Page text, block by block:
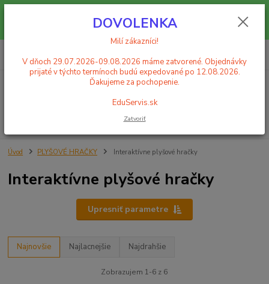
Objednávky prijaté v týchto termínoch budú expedované po 12.08.2026.
Ďakujeme za pochopenie. EduServis.sk
Po. - Pia. od 9:00 hod. - 16:00 hod.
za0,00 EUR
Úvod PLYŠOVÉ HRAČKY Interaktívne plyšové hračky
Interaktívne plyšové hračky
Upresniť parametre
Najnovšie Najlacnejšie Najdrahšie
Zobrazujem 1-6 z 6
DOVOLENKA
Milí zákazníci!
V dňoch 29.07.2026-09.08.2026 máme zatvorené. Objednávky
prijaté v týchto termínoch budú expedované po 12.08.2026.
Ďakujeme za pochopenie.
EduServis.sk
Zatvoriť